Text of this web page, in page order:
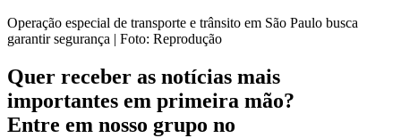
Operação especial de transporte e trânsito em São Paulo busca
garantir segurança | Foto: Reprodução
Quer receber as notícias mais
importantes em primeira mão?
Entre em nosso grupo no